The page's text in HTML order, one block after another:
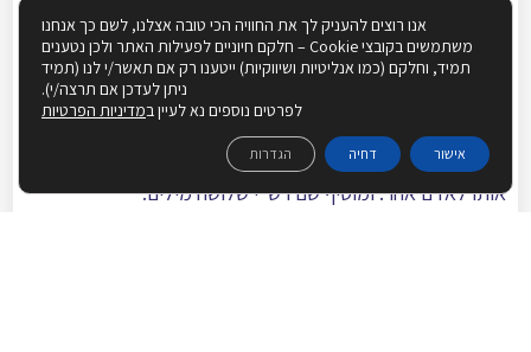
[רב יוסף היה רגיל לומר בחג השבועות: הכינו לי לסעודת החג,
עגל משולש (כלומר: בשר משובח), כיון שביום זה יש לי שמחה
מיוחדת, שהרי אם לא הייתי לומד תורה, לא הייתי שונה משאר
האנשים המסתובבים ברחוב שקוראים להם כמוני יוסף].
לרב יוסף היתה שמחה מיוחדת ביום מתן תורה. התורה הפכה
אותו לאדם אחר. ומוסיף שם רש"י שלושה מילים:
אנו רוצים להעניק לך את החוויה הכי טובה אצלנו, לשם כך אנחנו
משתמשים בקובצי Cookie – חלקם חיוניים לפעילות האתר ולכן נטענים
תמיד, וחלקם (כמו אנליטיות ושיווקיות) ייטענו רק אם תאשר/י לנו (תמיד
ניתן לעדכן אם תרצה/י).
לפרטים נוספים נא לעיין במדיניות הפרטיות
אישור דחיה הגדרות